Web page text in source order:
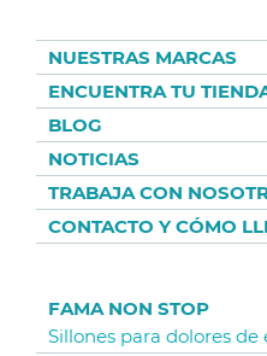
NUESTRAS MARCAS
ENCUENTRA TU
BLOG
NOTICIAS
TRABAJA CON
CONTACTO Y CÓMO
FAMA NON STOP
Sillones para dolores de